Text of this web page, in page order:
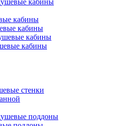
кабины
кабины
кабины
кабины
кабины
стенки
поддоны